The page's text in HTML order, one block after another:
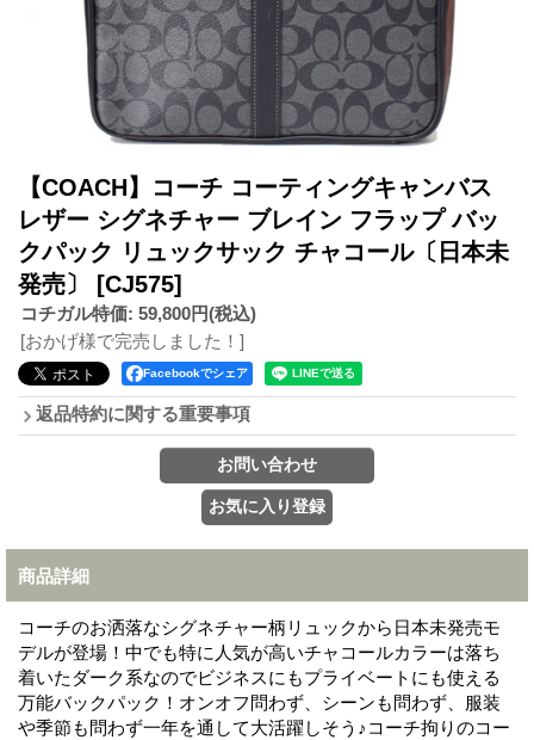
【COACH】コーチ コーティングキャンバス
レザー シグネチャー ブレイン フラップ バッ
クパック リュックサック チャコール〔日本未
発売〕 [CJ575]
コチガル特価: 59,800円(税込)
[おかげ様で完売しました！]
Facebookでシェア
返品特約に関する重要事項
商品詳細
コーチのお洒落なシグネチャー柄リュックから日本未発売モ
デルが登場！中でも特に人気が高いチャコールカラーは落ち
着いたダーク系なのでビジネスにもプライベートにも使える
万能バックパック！オンオフ問わず、シーンも問わず、服装
や季節も問わず一年を通して大活躍しそう♪コーチ拘りのコー